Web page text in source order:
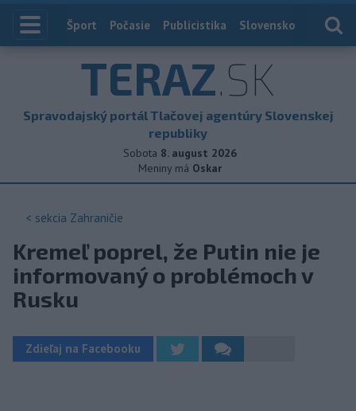
Index
Šport Počasie Publicistika Slovensko
TERAZ.SK
Spravodajský portál Tlačovej agentúry Slovenskej
republiky
Sobota 8. august 2026
Meniny má Oskar
< sekcia Zahraničie
Kremeľ poprel, že Putin nie je
informovaný o problémoch v
Rusku
Zdieľaj na Facebooku